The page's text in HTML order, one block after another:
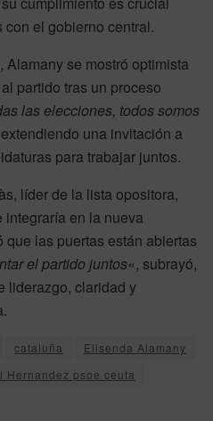
el gobierno central.
Alamany se mostró optimista
partido tras un proceso
las elecciones, todos somos
una invitación a
para trabajar juntos.
líder de la lista opositora,
integraría en la nueva
las puertas están abiertas
el partido juntos«, subrayó,
liderazgo, claridad y
cataluña
Elisenda Alamany
Hernandez psoe ceuta